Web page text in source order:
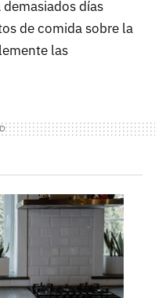
días
de comida sobre la
las